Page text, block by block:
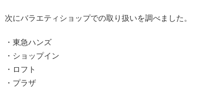
次にバラエティショップでの取り扱いを調べました。
・東急ハンズ
・ショップイン
・ロフト
・プラザ